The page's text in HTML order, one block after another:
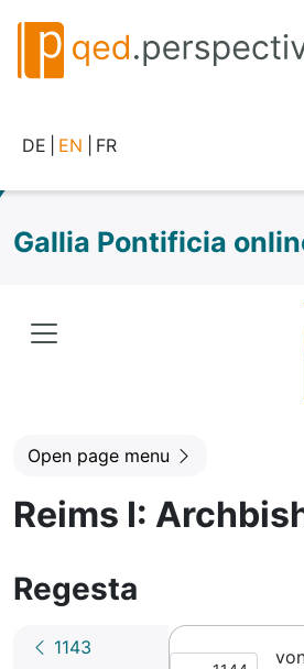
DE EN FR
Gallia Pontificia
Open page menu
Reims I:
Regesta
1143